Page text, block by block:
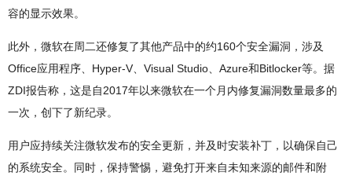
容的显示效果。
此外，微软在周二还修复了其他产品中的约160个安全漏洞，涉及
Office应用程序、Hyper-V、Visual Studio、Azure和Bitlocker等。据
ZDI报告称，这是自2017年以来微软在一个月内修复漏洞数量最多的
一次，创下了新纪录。
用户应持续关注微软发布的安全更新，并及时安装补丁，以确保自己
的系统安全。同时，保持警惕，避免打开来自未知来源的邮件和附